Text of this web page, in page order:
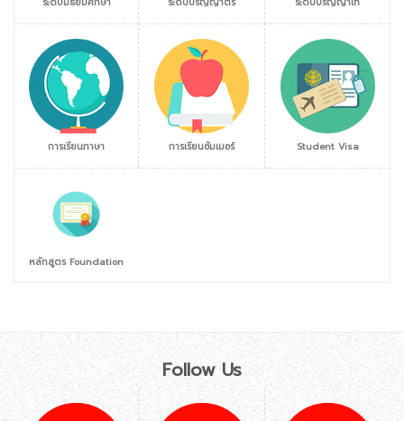
การเรียนภาษา การเรียนซัมเมอร์ Student Visa
หลักสูตร Foundation
Follow Us